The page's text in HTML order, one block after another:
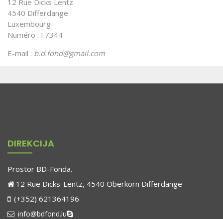
12 Rue Dicks Lentz
4540 Differdange
Luxembourg
Numéro : F7344
E-mail : b.d.fond@gmail.com
DIREKCIJA
Prostor BD-Fonda.
12 Rue Dicks-Lentz, 4540 Oberkorn Differdange
(+352) 621364196
info@bdfond.lu